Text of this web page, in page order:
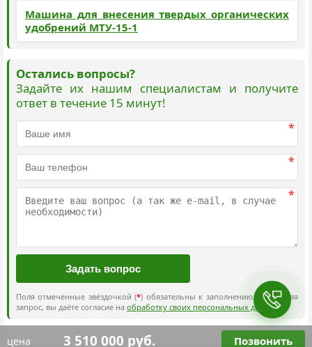
цена 3 510 000 руб. Позвонить
Машина для внесения твердых органических
удобрений МТУ-15-1
Остались вопросы?
Задайте их нашим специалистам и получите
ответ в течение 15 минут!
*
*
*
Поля отмеченные звёздочкой (*) обязательны к заполнению. Отправляя
запрос, вы даёте согласие на обработку своих персональных данных.